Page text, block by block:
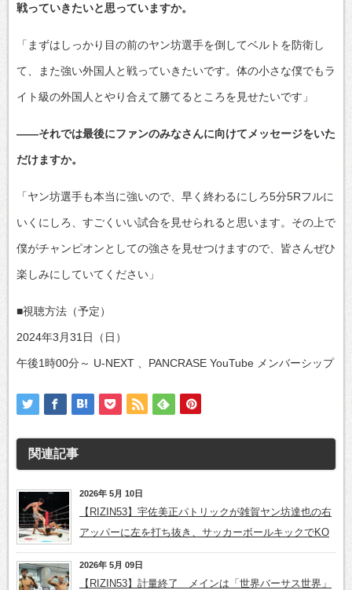
戦っていきたいと思っていますか。
「まずはしっかり目の前のヤン坊選手を倒してベルトを防衛し
て、また強い外国人と戦っていきたいです。体の小さな僕でもラ
イト級の外国人とやり合えて勝てるところを見せたいです」
――それでは最後にファンのみなさんに向けてメッセージをいた
だけますか。
「ヤン坊選手も本当に強いので、早く終わるにしろ5分5Rフルに
いくにしろ、すごくいい試合を見せられると思います。その上で
僕がチャンピオンとしての強さを見せつけますので、皆さんぜひ
楽しみにしていてください」
■視聴方法（予定）
2024年3月31日（日）
午後1時00分～ U-NEXT 、PANCRASE YouTube メンバーシップ
関連記事
2026年 5月 10日
【RIZIN53】宇佐美正パトリックが雑賀ヤン坊達也の右
アッパーに左を打ち抜き、サッカーボールキックでKO
2026年 5月 09日
【RIZIN53】計量終了 メインは「世界バーサス世界」